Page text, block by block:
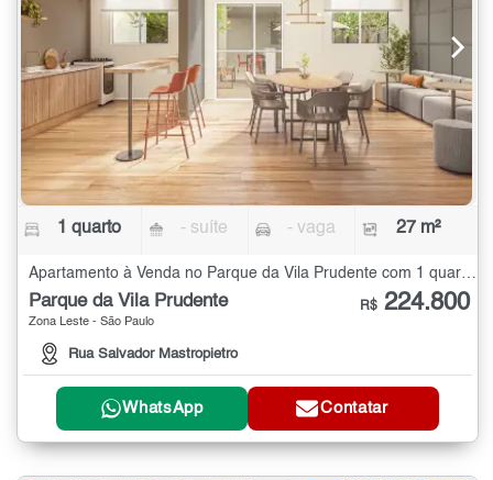
1 quarto - suíte - vaga 27 m²
Parque da Vila Prudente
Zona Leste - São Paulo
Rua Salvador Mastropietro
R$ 224.800
WhatsApp Contatar